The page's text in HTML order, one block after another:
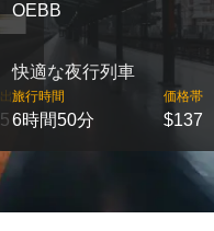
出発
5
OEBB
快適な夜行列車
旅行時間
6時間50分
価格帯
$137